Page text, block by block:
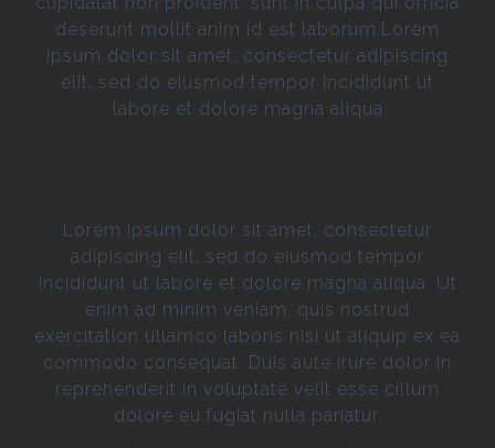
deserunt mollit anim id est laborum.Lorem
ipsum dolor sit amet, consectetur adipiscing
elit, sed do eiusmod tempor incididunt ut
labore et dolore magna aliqua
Lorem ipsum dolor sit amet, consectetur
adipiscing elit, sed do eiusmod tempor
incididunt ut labore et dolore magna aliqua. Ut
enim ad minim veniam, quis nostrud
exercitation ullamco laboris nisi ut aliquip ex ea
commodo consequat. Duis aute irure dolor in
reprehenderit in voluptate velit esse cillum
dolore eu fugiat nulla pariatur.